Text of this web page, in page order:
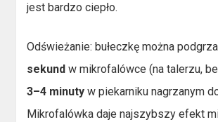
jest bardzo ciepło.
Odświeżanie: bułeczkę można
sekund w mikrofalówce (na talerzu,
3–4 minuty w piekarniku nagrzanym
Mikrofalówka daje najszybszy efekt